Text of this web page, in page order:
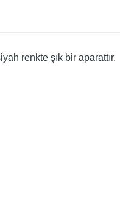
renkte şık bir aparattır.